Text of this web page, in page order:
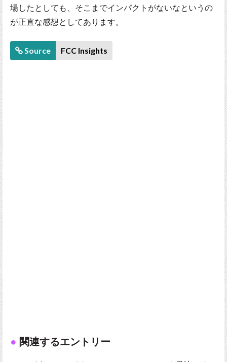
場したとしても、そこまでインパクトがないなというの
が正直な感想としてあります。
Source FCC Insights
関連するエントリー